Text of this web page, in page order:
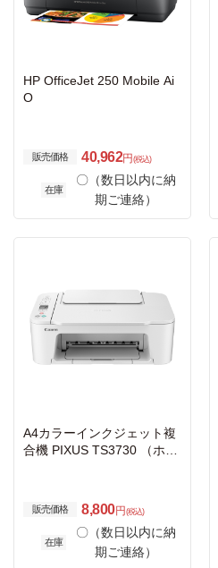
HP OfficeJet 250 Mobile Ai
O
販売価格 40,962円 (税込)
在庫
〇（数日以内に納
期ご連絡）
A4カラーインクジェット複
合機 PIXUS TS3730 （ホワ
販売価格 8,800円 (税込)
在庫
〇（数日以内に納
期ご連絡）